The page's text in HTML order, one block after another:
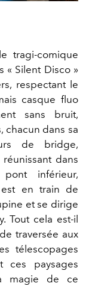
tragi-comique
« Silent Disco »
respectant le
casque fluo
sans bruit,
chacun dans sa
de bridge,
dans
inférieur,
en train de
et se dirige
Tout cela est-il
traversée aux
télescopages
ces paysages
magie de ce